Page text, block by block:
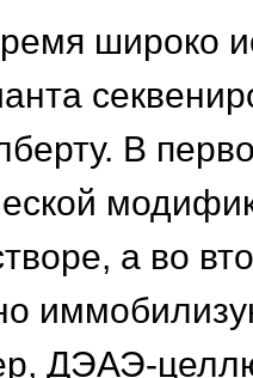
широко
В
а во
ДЭАЭ-